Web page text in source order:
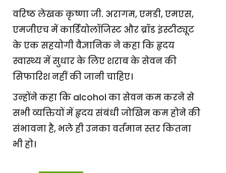
वरिष्ठ लेखक कृष्णा जी. अरागम, एमडी, एमएस,
एमजीएच में कार्डियोलॉजिस्ट और ब्रॉड इंस्टीट्यूट
के एक सहयोगी वैज्ञानिक ने कहा कि हृदय
स्वास्थ्य में सुधार के लिए शराब के सेवन की
सिफारिश नहीं की जानी चाहिए।
उन्होंने कहा कि alcohol का सेवन कम करने से
सभी व्यक्तियों में हृदय संबंधी जोखिम कम होने की
संभावना है, भले ही उनका वर्तमान स्तर कितना
भी हो।